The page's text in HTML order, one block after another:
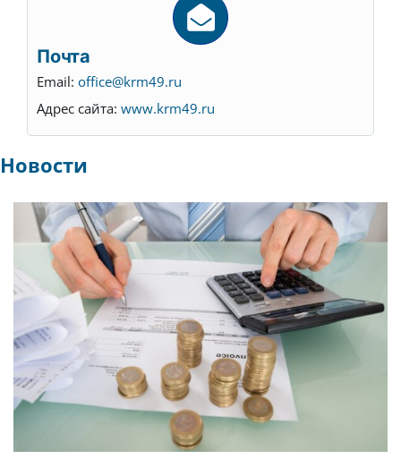
Почта
Email: office@krm49.ru
Адрес сайта: www.krm49.ru
Новости